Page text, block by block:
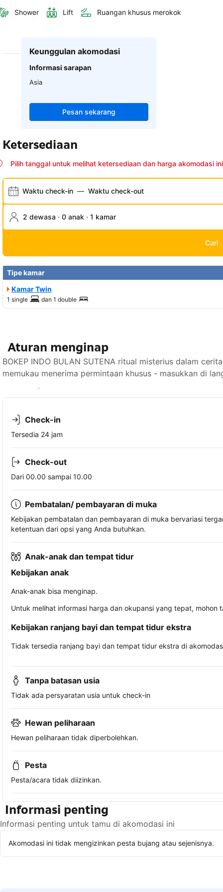
Shower Lift Ruangan khusus merokok
Keunggulan akomodasi
Informasi sarapan
Asia
Pesan sekarang
Ketersediaan
Pilih tanggal untuk melihat ketersediaan dan harga akomodasi ini
Waktu check-in — Waktu check-out
2 dewasa · 0 anak · 1 kamar
Cari
Tipe kamar
Kamar Twin
1 single dan 1 double
Aturan menginap
BOKEP INDO BULAN SUTENA ritual misterius dalam
memukau menerima permintaan khusus - masukkan di
Lihat ketersediaan
Check-in
Tersedia 24 jam
Check-out
Dari 00.00 sampai 10.00
Pembatalan/ pembayaran di muka
Kebijakan pembatalan dan pembayaran di muka bervariasi
ketentuan dari opsi yang Anda butuhkan.
Anak-anak dan tempat tidur
Kebijakan anak
Anak-anak bisa menginap.
Untuk melihat informasi harga dan okupansi yang tepat,
Kebijakan ranjang bayi dan tempat tidur ekstra
Tidak tersedia ranjang bayi dan tempat tidur ekstra di
Tanpa batasan usia
Tidak ada persyaratan usia untuk check-in
Hewan peliharaan
Hewan peliharaan tidak diperbolehkan.
Pesta
Pesta/acara tidak diizinkan.
Informasi penting
Informasi penting untuk tamu di akomodasi ini
Akomodasi ini tidak mengizinkan pesta bujang atau sejenisnya.